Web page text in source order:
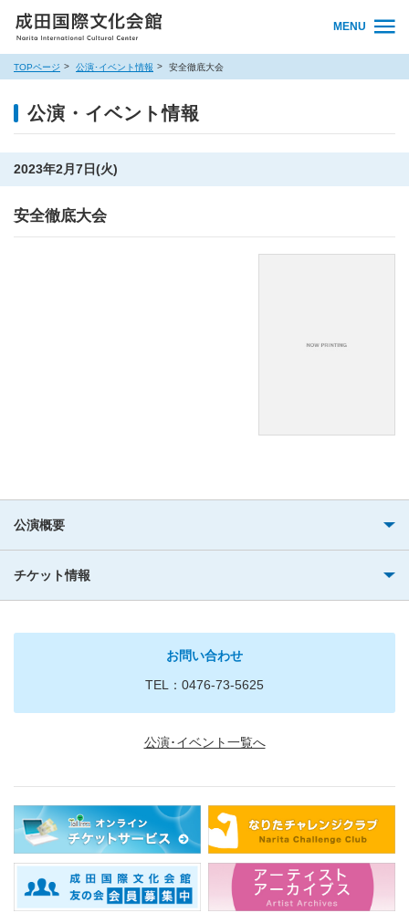
MENU
TOPページ 公演･イベント情報 安全徹底大会
公演・イベント情報
2023年2月7日(火)
安全徹底大会
公演概要
チケット情報
お問い合わせ
TEL：0476-73-5625
公演･イベント一覧へ